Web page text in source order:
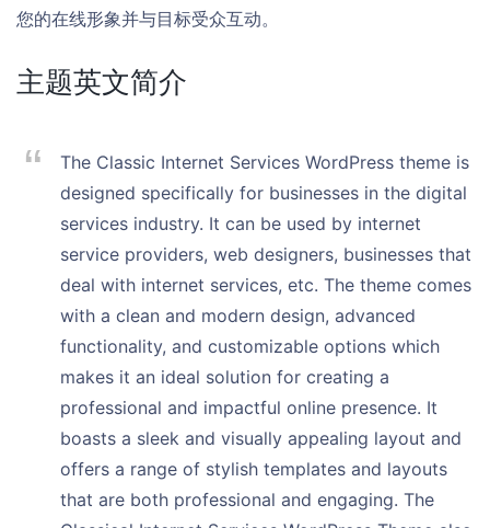
您的在线形象并与目标受众互动。
主题英文简介
The Classic Internet Services WordPress theme is
designed specifically for businesses in the digital
services industry. It can be used by internet
service providers, web designers, businesses that
deal with internet services, etc. The theme comes
with a clean and modern design, advanced
functionality, and customizable options which
makes it an ideal solution for creating a
professional and impactful online presence. It
boasts a sleek and visually appealing layout and
offers a range of stylish templates and layouts
that are both professional and engaging. The